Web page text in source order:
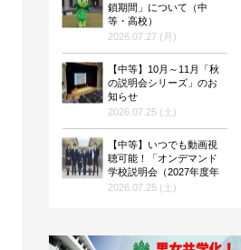
鎖期間」について（中
等・高校）
2026.07.27 (月)
【中等】10月～11月「秋
の説明会シリーズ」のお
知らせ
2026.07.25 (土)
【中等】いつでも動画視
聴可能！「オンデマンド
学校説明会（2027年度年
度入試向け）」を公開！
2026.07.25 (土)